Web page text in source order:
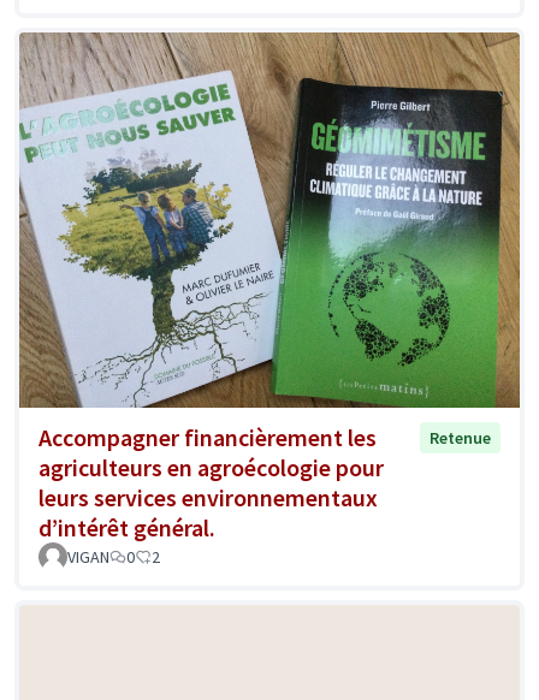
Accompagner financièrement les
agriculteurs en agroécologie pour
leurs services environnementaux
d’intérêt général.
Retenue
VIGAN 0 2